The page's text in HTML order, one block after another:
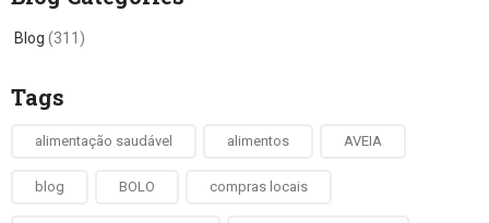
Blog (311)
Tags
alimentação saudável alimentos AVEIA
blog BOLO compras locais